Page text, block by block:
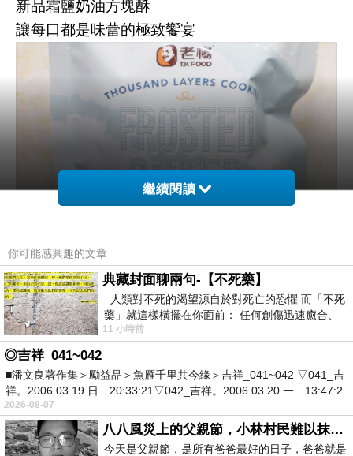
新品霜鹽奶油方塊酥
讓每口都是味蕾的極致饗宴
【老楊方塊酥】成立於1979年
為臺灣嘉義第一伴手禮品牌
堅持傳統美食文化傳承
嚴選原料並持續創新開發
從嘉義出發
將香酥脆的餅藝文化發展國際
繼續閱讀
你可能感興趣的文章
典藏封面聊兩句-【不死藥】
人類對不死的渴望源自於對死亡的恐懼 而「不死
藥」就這樣橫擺在你面前： 任何創傷迅速癒合、
停止衰老、痛覺消失…堪
11 小時前
◎吉祥_041~042
■潘文良著作集＞勵益品＞魚雁千里共今緣＞吉祥_041~042 ▽041_吉
祥。2006.03.19.日 20:33:21▽042_吉祥。2006.03.20.一 13:47:2
2026-08-07
八八風災上的父親節，小林村民難以抹滅的痛
今天是父親節，是所有爸爸最好的日子，爸爸就是